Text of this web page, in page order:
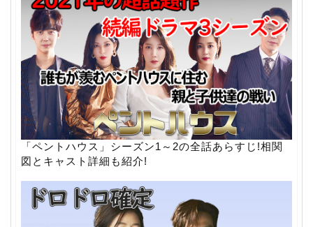
「ペントハウス」シーズン1～2の全話あらすじ!相関
図とキャスト詳細も紹介!